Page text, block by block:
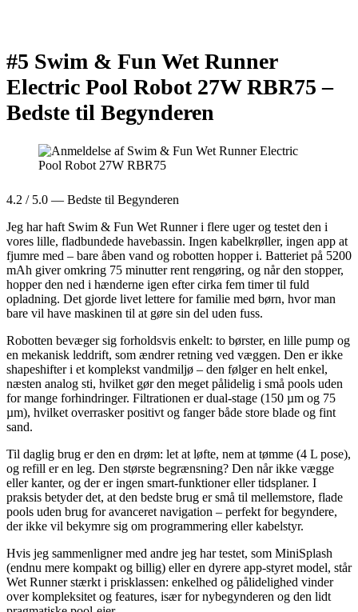
#5 Swim & Fun Wet Runner
Electric Pool Robot 27W RBR75 –
Bedste til Begynderen
4.2 / 5.0 — Bedste til Begynderen
Jeg har haft Swim & Fun Wet Runner i flere uger og testet den i
vores lille, fladbundede havebassin. Ingen kabelkrøller, ingen app at
fjumre med – bare åben vand og robotten hopper i. Batteriet på 5200
mAh giver omkring 75 minutter rent rengøring, og når den stopper,
hopper den ned i hænderne igen efter cirka fem timer til fuld
opladning. Det gjorde livet lettere for familie med børn, hvor man
bare vil have maskinen til at gøre sin del uden fuss.
Robotten bevæger sig forholdsvis enkelt: to børster, en lille pump og
en mekanisk leddrift, som ændrer retning ved væggen. Den er ikke
shapeshifter i et komplekst vandmiljø – den følger en helt enkel,
næsten analog sti, hvilket gør den meget pålidelig i små pools uden
for mange forhindringer. Filtrationen er dual-stage (150 µm og 75
µm), hvilket overrasker positivt og fanger både store blade og fint
sand.
Til daglig brug er den en drøm: let at løfte, nem at tømme (4 L pose),
og refill er en leg. Den største begrænsning? Den når ikke vægge
eller kanter, og der er ingen smart-funktioner eller tidsplaner. I
praksis betyder det, at den bedste brug er små til mellemstore, flade
pools uden brug for avanceret navigation – perfekt for begyndere,
der ikke vil bekymre sig om programmering eller kabelstyr.
Hvis jeg sammenligner med andre jeg har testet, som MiniSplash
(endnu mere kompakt og billig) eller en dyrere app-styret model, står
Wet Runner stærkt i prisklassen: enkelhed og pålidelighed vinder
over kompleksitet og features, især for nybegynderen og den lidt